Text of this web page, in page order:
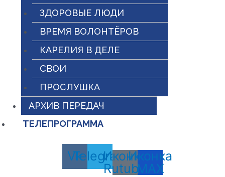
ЗДОРОВЫЕ ЛЮДИ
ВРЕМЯ ВОЛОНТЁРОВ
КАРЕЛИЯ В ДЕЛЕ
СВОИ
ПРОСЛУШКА
АРХИВ ПЕРЕДАЧ
ТЕЛЕПРОГРАММА
Vk
Telegram
Иконка
Rutube
Иконка
MAX